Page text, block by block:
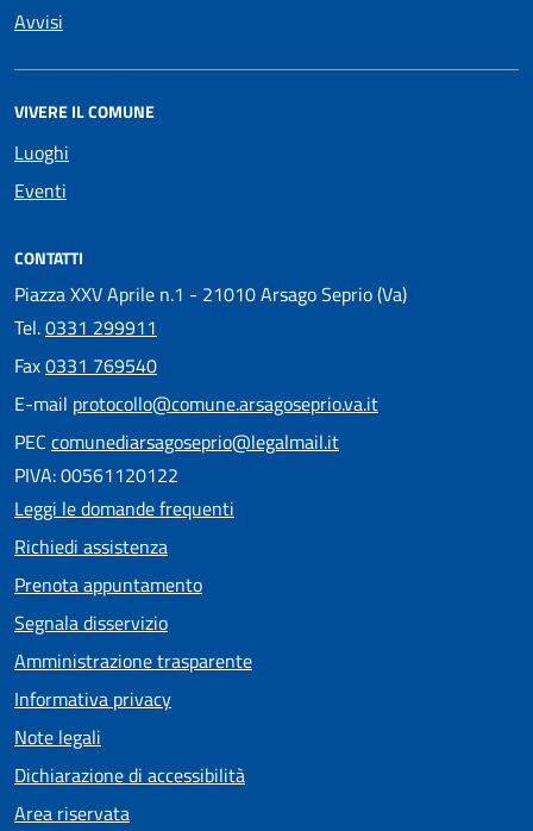
Avvisi
VIVERE IL COMUNE
Luoghi
Eventi
CONTATTI
Piazza XXV Aprile n.1 - 21010 Arsago Seprio (Va)
Tel.0331 299911
Fax0331 769540
E-mail protocollo@comune.arsagoseprio.va.it
PEC comunediarsagoseprio@legalmail.it
PIVA: 00561120122
Leggi le domande frequenti
Richiedi assistenza
Prenota appuntamento
Segnala disservizio
Amministrazione trasparente
Informativa privacy
Note legali
Dichiarazione di accessibilità
Area riservata